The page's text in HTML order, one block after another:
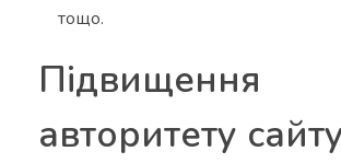
тощо.
Підвищення
авторитету